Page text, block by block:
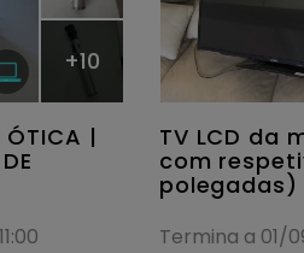
+10
ÓTICA |
TV LCD da
com
polegadas)
Termina a 01/